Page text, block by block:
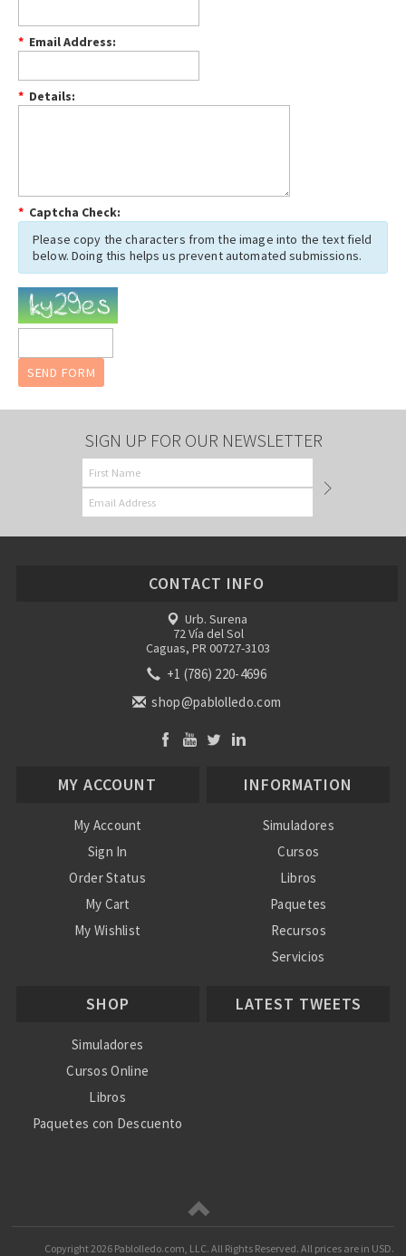
* Email Address:
* Details:
* Captcha Check:
Please copy the characters from the image into the text field
below. Doing this helps us prevent automated submissions.
SIGN UP FOR OUR NEWSLETTER
CONTACT INFO
Urb. Surena
72 Vía del Sol
Caguas, PR 00727-3103
+1 (786) 220-4696
shop@pablolledo.com
MY ACCOUNT
My Account
Sign In
Order Status
My Cart
My Wishlist
INFORMATION
Simuladores
Cursos
Libros
Paquetes
Recursos
Servicios
Ayuda
SHOP
Simuladores
Cursos Online
Libros
Paquetes con Descuento
LATEST TWEETS
Copyright2026 Pablolledo.com, LLC. All Rights Reserved. All prices are in USD.